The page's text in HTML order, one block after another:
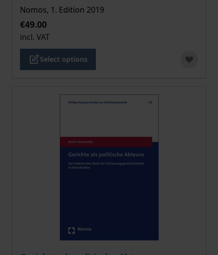
Nomos, 1. Edition 2019
€49.00
incl. VAT
Select options
The price depends on the options chosen on the